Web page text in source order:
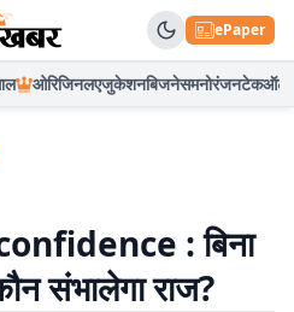
ePaper
ओरिजिनलएजुकेशनबिजनेसमनोरंजनटेकऑटो
: बिना
संभालेगा राज?